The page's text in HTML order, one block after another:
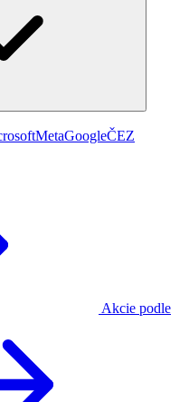
MetaGoogleČEZ
Akcie podle